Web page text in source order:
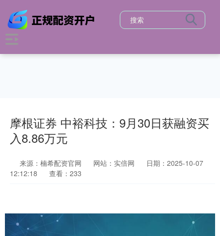
摩根证券 中裕科技：9月30日获融资买
入8.86万元
来源：楠希配资官网 网站：实倍网
日期：2025-10-07
12:12:18
查看：233